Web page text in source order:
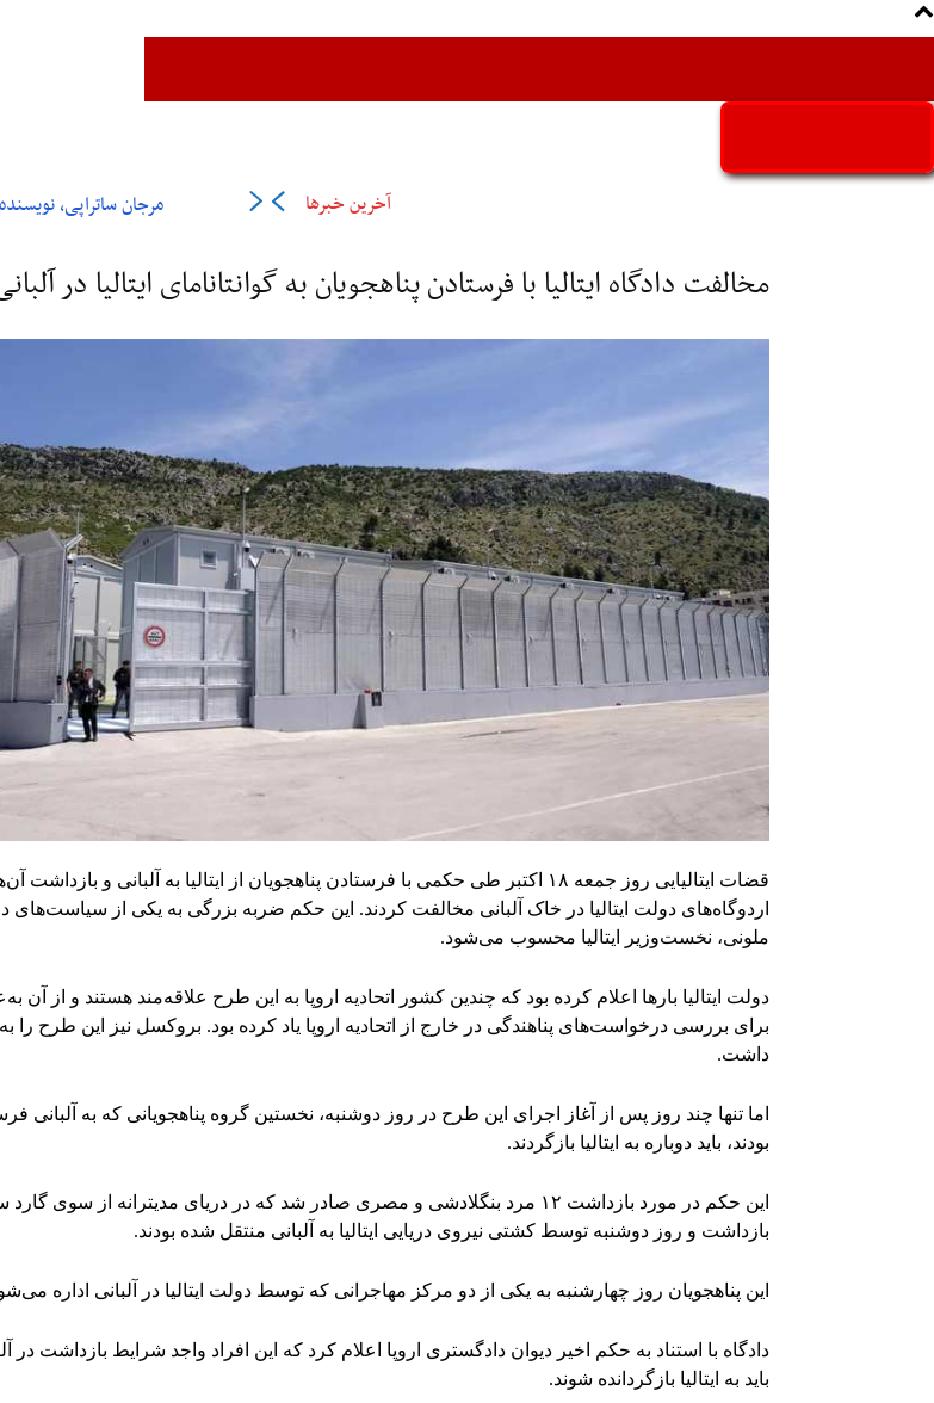
آخرین خبرها مرجان ساتراپی، نویسنده و
مخالفت دادگاه ایتالیا با فرستادن پناهجویان به گوانتانامای ایتالیا در
قضات ایتالیایی روز جمعه ۱۸ اکتبر طی حکمی با فرستادن پناهجویان از ایتالیا به آلبانی و بازداشت
اردوگاه‌های دولت ایتالیا در خاک آلبانی مخالفت کردند. این حکم ضربه بزرگی به یکی از سیاست‌های
ملونی، نخست‌وزیر ایتالیا محسوب می‌شود.
دولت ایتالیا بارها اعلام کرده بود که چندین کشور اتحادیه اروپا به این طرح علاقه‌مند هستند و از آن
برای بررسی درخواست‌های پناهندگی در خارج از اتحادیه اروپا یاد کرده بود. بروکسل نیز این طرح را
داشت.
اما تنها چند روز پس از آغاز اجرای این طرح در روز دوشنبه، نخستین گروه پناهجویانی که به آلبانی
بودند، باید دوباره به ایتالیا بازگردند.
این حکم در مورد بازداشت ۱۲ مرد بنگلادشی و مصری صادر شد که در دریای مدیترانه از سوی
بازداشت و روز دوشنبه توسط کشتی نیروی دریایی ایتالیا به آلبانی منتقل شده بودند.
این پناهجویان روز چهارشنبه به یکی از دو مرکز مهاجرانی که توسط دولت ایتالیا در آلبانی اداره
دادگاه با استناد به حکم اخیر دیوان دادگستری اروپا اعلام کرد که این افراد واجد شرایط بازداشت در
باید به ایتالیا بازگردانده شوند.